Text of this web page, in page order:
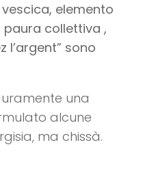
elemento
collettiva ,
l’argent” sono
una
alcune
ma chissà.